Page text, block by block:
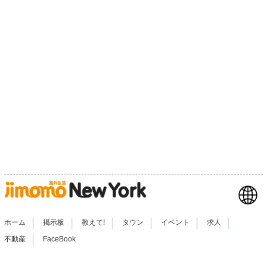
ホーム 掲示板 教えて! タウン イベント 求人
不動産 | FaceBook